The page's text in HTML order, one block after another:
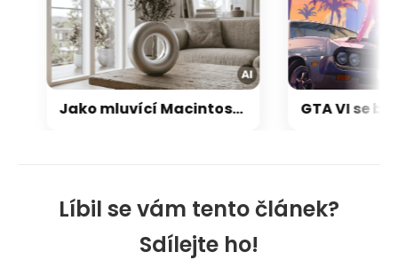
Líbil se vám tento článek?
Sdílejte ho!
Jako mluvící Macintosh: OpenAI a Jony Ive chystají přelomový repráček, který bude reagovat i pohybem